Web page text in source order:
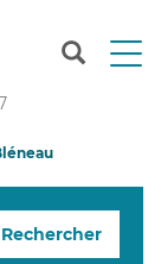
T
n
Rechercher